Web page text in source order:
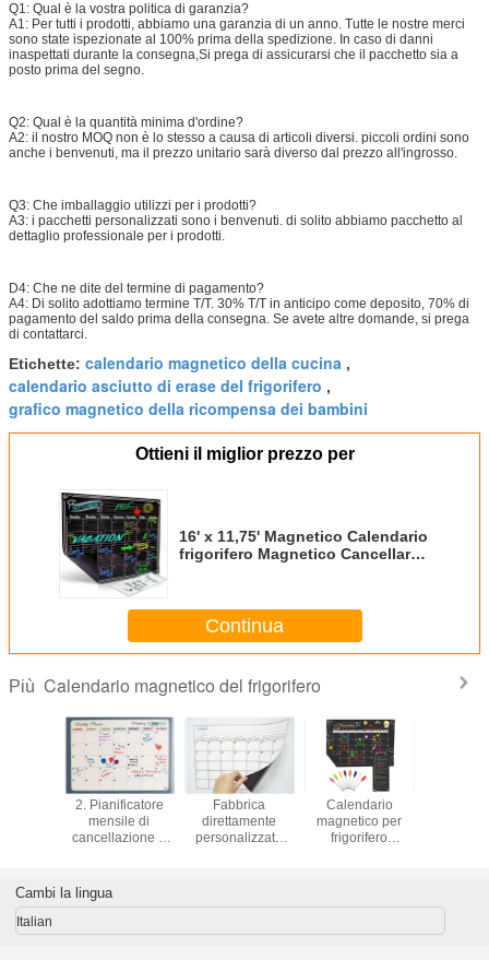
Q1: Qual è la vostra politica di garanzia?
A1: Per tutti i prodotti, abbiamo una garanzia di un anno. Tutte le nostre merci
sono state ispezionate al 100% prima della spedizione. In caso di danni
inaspettati durante la consegna,Si prega di assicurarsi che il pacchetto sia a
posto prima del segno.
Q2: Qual è la quantità minima d'ordine?
A2: il nostro MOQ non è lo stesso a causa di articoli diversi. piccoli ordini sono
anche i benvenuti, ma il prezzo unitario sarà diverso dal prezzo all'ingrosso.
Q3: Che imballaggio utilizzi per i prodotti?
A3: i pacchetti personalizzati sono i benvenuti. di solito abbiamo pacchetto al
dettaglio professionale per i prodotti.
D4: Che ne dite del termine di pagamento?
A4: Di solito adottiamo termine T/T. 30% T/T in anticipo come deposito, 70% di
pagamento del saldo prima della consegna. Se avete altre domande, si prega
di contattarci.
Etichette: calendario magnetico della cucina ,
calendario asciutto di erase del frigorifero ,
grafico magnetico della ricompensa dei bambini
Ottieni il miglior prezzo per
16' x 11,75' Magnetico Calendario
frigorifero Magnetico Cancellare
Continua
Più Calendario magnetico del frigorifero
2. Pianificatore
mensile di
cancellazione a
magnetico -
resistente alle
da pulire
Fabbrica
direttamente
personalizzato
magnetico
l'apprendimento
Calendario
magnetico per
frigorifero
tempo
Cambi la lingua
Italian